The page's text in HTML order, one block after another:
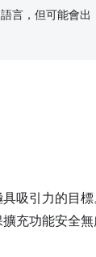
言，但可能會出
吸引力的目標
充功能安全無